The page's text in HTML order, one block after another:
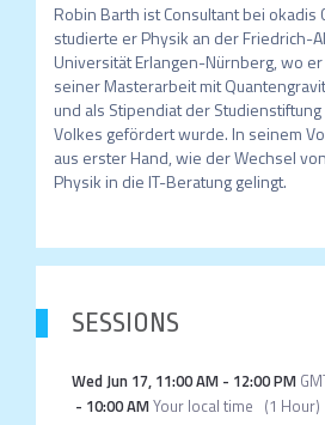
Robin Barth ist Consultant bei okadis
studierte er Physik an der Friedrich-
Universität Erlangen-Nürnberg, wo
seiner Masterarbeit mit
und als Stipendiat der
Volkes gefördert wurde. In seinem
aus erster Hand, wie der Wechsel
Physik in die IT-Beratung gelingt.
SESSIONS
Wed Jun 17, 11:00 AM- 12:00 PM
- 10:00 AMYour local time (1 Hour)